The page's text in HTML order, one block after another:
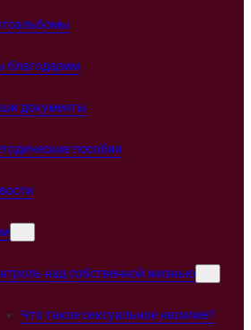
благодарим
документы
пособия
над собственной жизнью
Что такое сексуальное насилие?